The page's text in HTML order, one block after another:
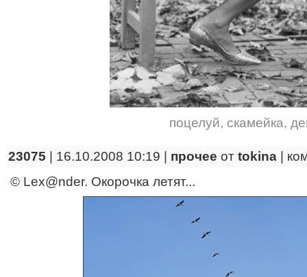
поцелуй, скамейка,
23075 | 16.10.2008 10:19 | прочее от tokina
© Lex@nder. Окорочка летят...